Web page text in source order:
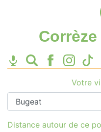
Corrèze
Votre
Distance autour de ce